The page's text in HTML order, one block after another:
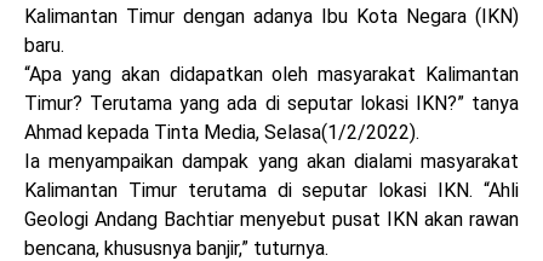
Kalimantan Timur dengan adanya Ibu Kota Negara (IKN)
baru.
“Apa yang akan didapatkan oleh masyarakat Kalimantan
Timur? Terutama yang ada di seputar lokasi IKN?” tanya
Ahmad kepada Tinta Media, Selasa(1/2/2022).
Ia menyampaikan dampak yang akan dialami masyarakat
Kalimantan Timur terutama di seputar lokasi IKN. “Ahli
Geologi Andang Bachtiar menyebut pusat IKN akan rawan
bencana, khususnya banjir,” tuturnya.